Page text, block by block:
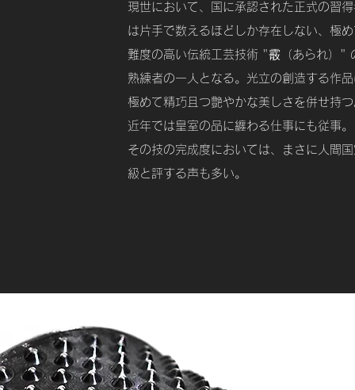
現世において、国に承認された正式の習
は片手で数えるほどしか存在しない、極
難度の高い伝統工芸技術 "霰（あられ）"
熟練者の一人となる。光立の創造する作
極めて精巧且つ艶やかな美しさを併せ持
近年では皇室の品に纏わる仕事にも従事。
その技の完成度においては、まさに人間
級と評する声も多い。